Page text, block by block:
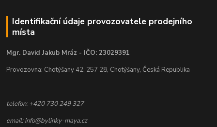
Identifikační údaje provozovatele prodejního
místa
Mgr. David Jakub Mráz - IČO: 23029391
Provozovna: Chotýšany 42, 257 28, Chotýšany, Česká Republika
telefon: +420 730 249 327
email: info@bylinky-maya.cz